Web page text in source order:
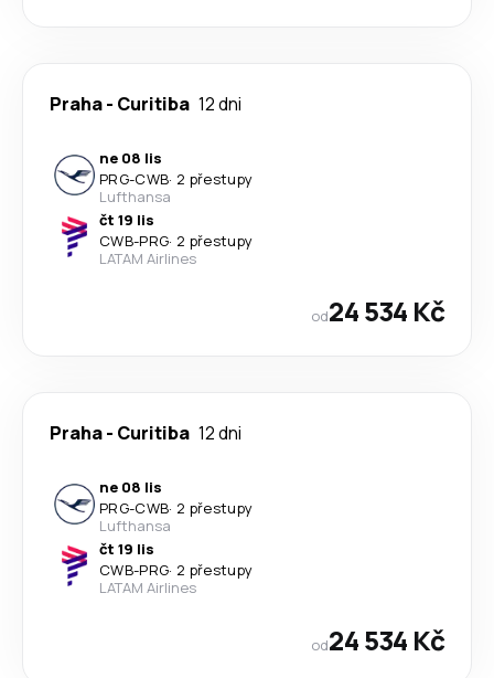
Praha- Curitiba 12 dni
ne 08 lis
PRG-CWB· 2 přestupy
Lufthansa
čt 19 lis
CWB-PRG· 2 přestupy
LATAM Airlines
od24 534 Kč
Praha- Curitiba 12 dni
ne 08 lis
PRG-CWB· 2 přestupy
Lufthansa
čt 19 lis
CWB-PRG· 2 přestupy
LATAM Airlines
od24 534 Kč